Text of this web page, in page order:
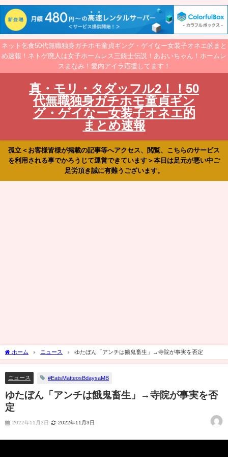
ネット乞食50代無職独身ガチホモ童貞ギング・ゲイなー女装子オネエ的まと
め速報！ネトゲ廃人は女子ホームレス三銃士伝説！あおいちゃん！ホームレ
スまなみ！愛内アイラ応援してます！
真・モリ・タダッフル2！！50
代無職独身ガチホモ童貞ギン
グ・ゲイなー女装子オネエ的
まとめ速報
孤立＜お客様皆様が掲載の記事等へアクセス、閲覧、こちらのサービス
を利用される事でかろうじて運営できています＞本日は足元が悪い中ご
足労頂き誠に有難うございます。
ホーム ニュース ゆたぼん「アンチは餓鬼畜生」→寺院が事実を否定
ニュース #EatsMatteosBdaysaMB
ゆたぼん「アンチは餓鬼畜生」→寺院が事実を否
定
2022年11月3日 2022年11月3日